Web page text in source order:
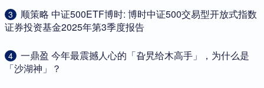
3
​顺策略 中证500ETF博时: 博时中证500交易型开放式指数
证券投资基金2025年第3季度报告
4
​一鼎盈 今年最震撼人心的「旮旯给木高手」，为什么是
「沙湖神」？